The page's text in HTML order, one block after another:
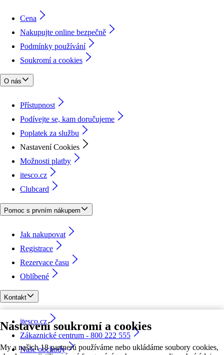
Nastavení soukromí a cookies
My a našich 18 partnerů používáme nebo ukládáme soubory cookies,
Cena
Nakupujte online bezpečně
Podmínky používání
Soukromí a cookies
O nás
Přístupnost
Podívejte se, kam doručujeme
Poplatek za službu
Nastavení Cookies
Možnosti platby
itesco.cz
Clubcard
Pomoc s prvním nákupem
Jak nakupovat
Registrace
Rezervace času
Oblíbené
Kontakt
itesco.cz
Zákaznické centrum - 800 222 555
Naše obchody